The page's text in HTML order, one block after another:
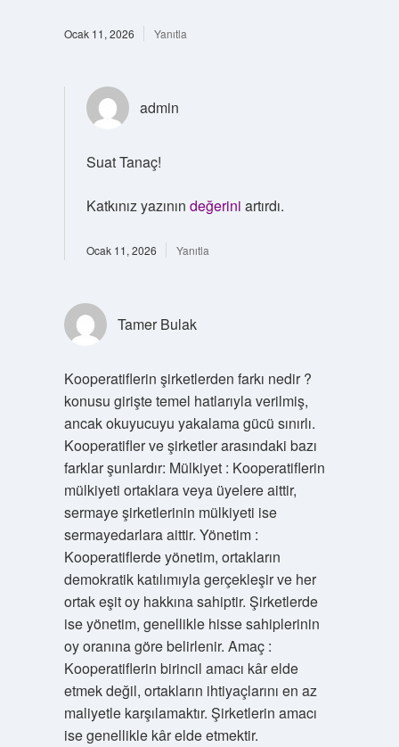
Ocak 11, 2026 Yanıtla
admin
Suat Tanaç!
Katkınız yazının değerini artırdı.
Ocak 11, 2026 Yanıtla
Tamer Bulak
Kooperatiflerin şirketlerden farkı nedir ?
konusu girişte temel hatlarıyla verilmiş,
ancak okuyucuyu yakalama gücü sınırlı.
Kooperatifler ve şirketler arasındaki bazı
farklar şunlardır: Mülkiyet : Kooperatiflerin
mülkiyeti ortaklara veya üyelere aittir,
sermaye şirketlerinin mülkiyeti ise
sermayedarlara aittir. Yönetim :
Kooperatiflerde yönetim, ortakların
demokratik katılımıyla gerçekleşir ve her
ortak eşit oy hakkına sahiptir. Şirketlerde
ise yönetim, genellikle hisse sahiplerinin
oy oranına göre belirlenir. Amaç :
Kooperatiflerin birincil amacı kâr elde
etmek değil, ortakların ihtiyaçlarını en az
maliyetle karşılamaktır. Şirketlerin amacı
ise genellikle kâr elde etmektir.